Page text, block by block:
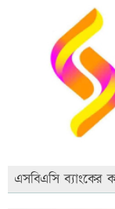
এসবিএসি ব্যাংকের